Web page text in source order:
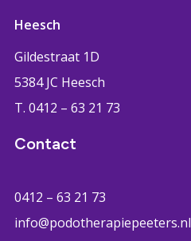
Heesch
Gildestraat 1D
5384 JC Heesch
T. 0412 – 63 21 73
Contact
0412 – 63 21 73
info@podotherapiepeeters.nl